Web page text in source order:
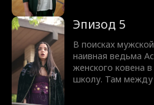
парень ослеп из-
предлагает
зрение, а Нейт
Но юную ведьму
ведь спать вместе
что она думала!
Эпизод 5
В поисках
наивная ведьма
женского ковена
школу. Там между